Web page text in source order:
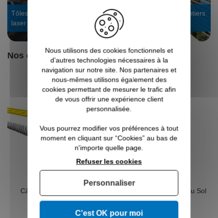
Tôles sur mesure : découpe
laser
Voir les galeries de chantiers
garde-corps
Nos clients ont aussi aimé
Câble INOX sur Mesure Poteau 5 Cables Pose au Sol
Nous utilisons des cookies fonctionnels et
d’autres technologies nécessaires à la
navigation sur notre site. Nos partenaires et
nous-mêmes utilisons également des
cookies permettant de mesurer le trafic afin
de vous offrir une expérience client
personnalisée.
Vous pourrez modifier vos préférences à tout
moment en cliquant sur “Cookies” au bas de
n'importe quelle page.
C'est OK pour moi
Refuser les cookies
Personnaliser